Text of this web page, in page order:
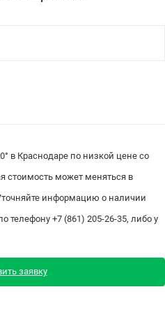
в Краснодаре по низкой цене со
стоимость может меняться в
информацию о наличии
телефону +7 (861) 205-26-35, либо у
заявку